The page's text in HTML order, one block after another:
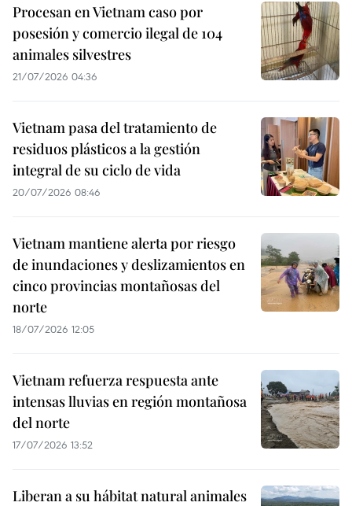
Procesan en Vietnam caso por
posesión y comercio ilegal de 104
animales silvestres
21/07/2026 04:36
Vietnam pasa del tratamiento de
residuos plásticos a la gestión
integral de su ciclo de vida
20/07/2026 08:46
Vietnam mantiene alerta por riesgo
de inundaciones y deslizamientos en
cinco provincias montañosas del
norte
18/07/2026 12:05
Vietnam refuerza respuesta ante
intensas lluvias en región montañosa
del norte
17/07/2026 13:52
Liberan a su hábitat natural animales